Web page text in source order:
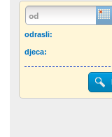
"Last
Druga država
odrasli:
djeca: